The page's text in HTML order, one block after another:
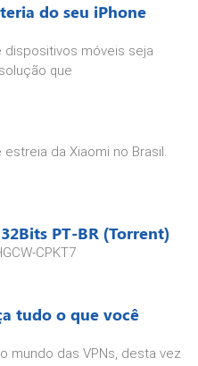
do seu iPhone
dispositivos móveis seja
que
da Xiaomi no Brasil.
PT-BR (Torrent)
CPKT7
tudo o que você
mundo das VPNs, desta vez